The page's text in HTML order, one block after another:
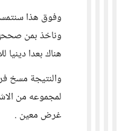
وفوق هذا
وناخذ بمن
هناك بعدا
والنتيجة مسخ
لمجموعه من
غرض معين .